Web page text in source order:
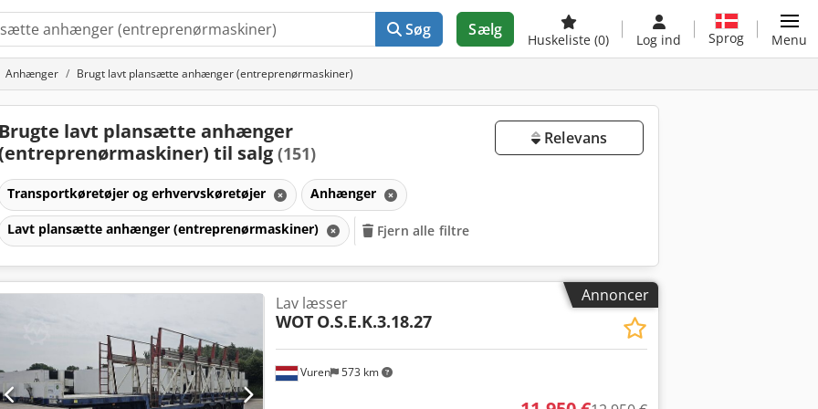
Søg Sælg
Huskeliste (0) Log ind Sprog Menu
Anhænger Brugt lavt plansætte anhænger (entreprenørmaskiner)
Brugte lavt plansætte anhænger
til salg (151)
Relevans
Transportkøretøjer og erhvervskøretøjer Anhænger
Lavt plansætte anhænger (entreprenørmaskiner) Fjern alle filtre
Annoncer
Vuren 573 km
Lav læsser
WOT O.S.E.K.3.18.27